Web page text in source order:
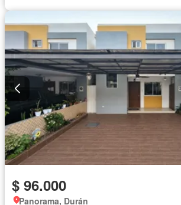
$ 96.000
Panorama, Durán